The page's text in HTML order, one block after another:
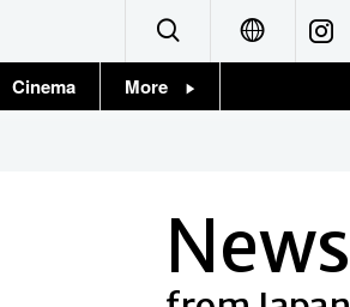
Français
Cinema More
News